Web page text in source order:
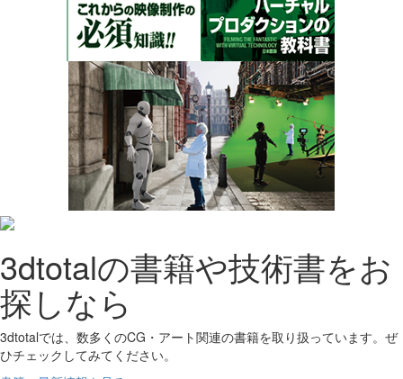
3dtotalの書籍や技術書をお
探しなら
3dtotalでは、数多くのCG・アート関連の書籍を取り扱っています。ぜ
ひチェックしてみてください。